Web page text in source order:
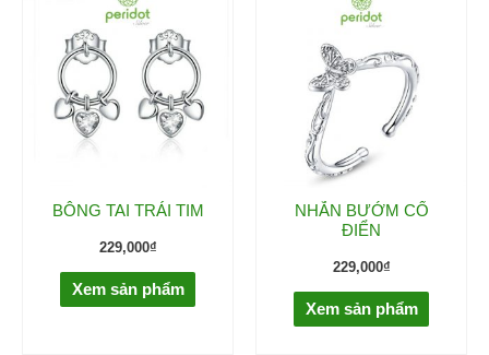
BÔNG TAI TRÁI TIM
229,000₫
Xem sản phẩm
NHẪN BƯỚM CỔ
ĐIỂN
229,000₫
Xem sản phẩm